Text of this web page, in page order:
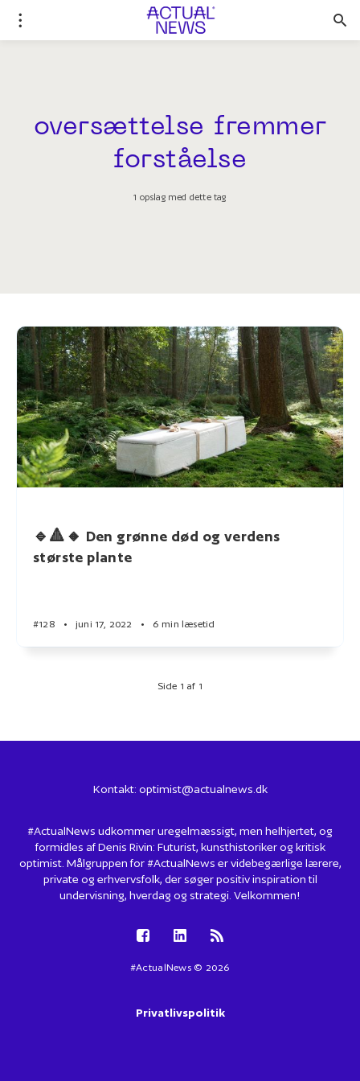
oversættelse fremmer
forståelse
1 opslag med dette tag
🔹🔺🔸 Den grønne død og verdens
største plante
#128 • juni 17, 2022 • 6 min læsetid
Side 1 af 1
Kontakt: optimist@actualnews.dk
#ActualNews udkommer uregelmæssigt, men helhjertet, og
formidles af Denis Rivin: Futurist, kunsthistoriker og kritisk
optimist. Målgruppen for #ActualNews er videbegærlige lærere,
private og erhvervsfolk, der søger positiv inspiration til
undervisning, hverdag og strategi. Velkommen!
#ActualNews © 2026
Privatlivspolitik